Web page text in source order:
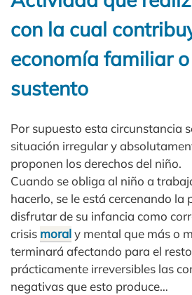
con la cual
economía familiar
sustento
Por supuesto esta circunstancia
situación irregular y
proponen los derechos del niño.
Cuando se obliga al niño a
hacerlo, se le está cercenando la
disfrutar de su infancia como
crisis moraly mental que más o
terminará afectando para el
prácticamente irreversibles las
negativas que esto produce…